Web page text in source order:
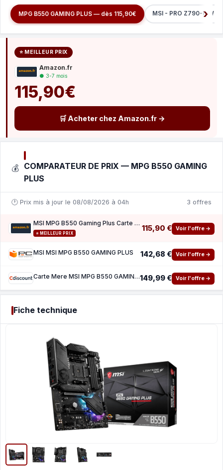
MPG B550 GAMING PLUS — dès 115,90€ MSI - PRO Z790-P
⭐ MEILLEUR PRIX
Amazon.fr
● 3-7 mois
115,90€
🛒 Acheter chez Amazon.fr →
💰 COMPARATEUR DE PRIX — MPG B550 GAMING
PLUS
🕐 Prix mis à jour le 08/08/2026 à 04h 3 offres
MSI MPG B550 Gaming Plus Carte Mère ATX - pour Processeurs AMD Ryzen™ série5000, AM4, DDR4
⭐ MEILLEUR PRIX
115,90 € Voir l'offre →
MSI MSI MPG B550 GAMING PLUS 142,68 € Voir l'offre →
Carte Mere MSI MPG B550 GAMING PLUS149,99 € Voir l'offre →
Fiche technique